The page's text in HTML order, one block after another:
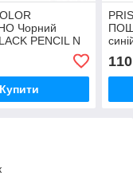
Чорний
PENCIL N
Купити
110